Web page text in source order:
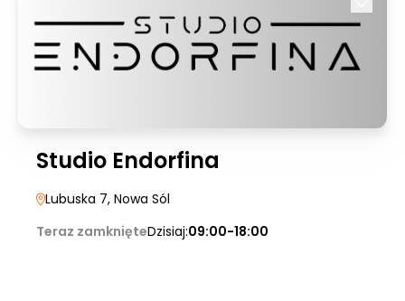
Studio Endorfina
Lubuska 7, Nowa Sól
Teraz zamknięteDzisiaj:09:00-18:00